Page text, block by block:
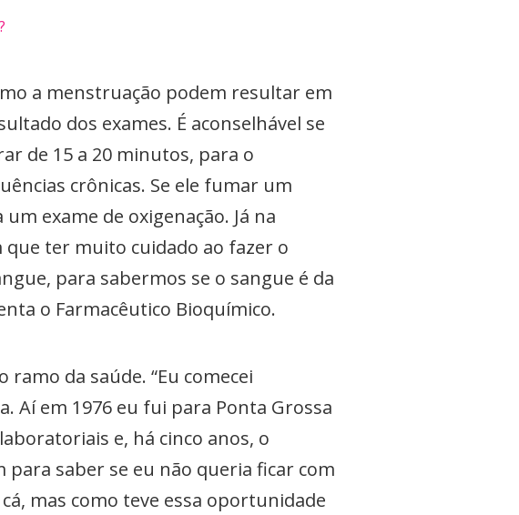
a menstruação podem resultar em
dos exames. É aconselhável se
de 15 a 20 minutos, para o
crônicas. Se ele fumar um
exame de oxigenação. Já na
ter muito cuidado ao fazer o
para sabermos se o sangue é da
o Farmacêutico Bioquímico.
da saúde. “Eu comecei
Aí em 1976 eu fui para Ponta Grossa
e, há cinco anos, o
saber se eu não queria ficar com
mas como teve essa oportunidade